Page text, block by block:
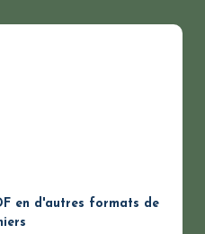
en d'autres formats de